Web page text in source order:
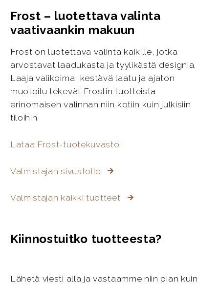
Frost – luotettava valinta
vaativaankin makuun
Frost on luotettava valinta kaikille, jotka
arvostavat laadukasta ja tyylikästä designia.
Laaja valikoima, kestävä laatu ja ajaton
muotoilu tekevät Frostin tuotteista
erinomaisen valinnan niin kotiin kuin julkisiin
tiloihin.
Lataa Frost-tuotekuvasto
Valmistajan sivustolle
Valmistajan kaikki tuotteet
Kiinnostuitko tuotteesta?
Lähetä viesti alla ja vastaamme niin pian kuin